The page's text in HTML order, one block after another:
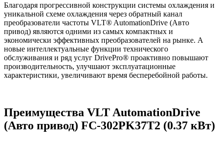
Благодаря прогрессивной конструкции системы охлаждения и
уникальной схеме охлаждения через обратный канал
преобразователи частоты VLT® AutomationDrive (Авто
привод) являются одними из самых компактных и
экономически эффективных преобразователей на рынке. А
новые интеллектуальные функции технического
обслуживания и ряд услуг DrivePro® проактивно повышают
производительность, улучшают эксплуатационные
характеристики, увеличивают время бесперебойной работы.
Преимущества VLT AutomationDrive
(Авто привод) FC-302PK37T2 (0.37 кВт)